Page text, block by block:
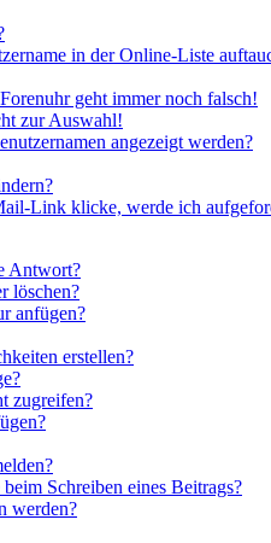
in der Online-Liste
geht immer noch falsch!
zur Auswahl!
angezeigt werden?
Link klicke, werde ich
Antwort?
löschen?
anfügen?
erstellen?
zugreifen?
Schreiben eines Beitrags?
werden?